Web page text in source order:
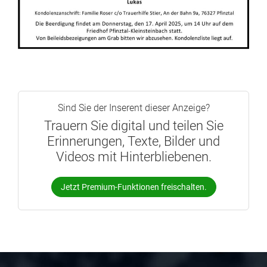
Sind Sie der Inserent dieser Anzeige?
Trauern Sie digital und teilen Sie
Erinnerungen, Texte, Bilder und
Videos mit Hinterbliebenen.
Jetzt Premium-Funktionen freischalten.